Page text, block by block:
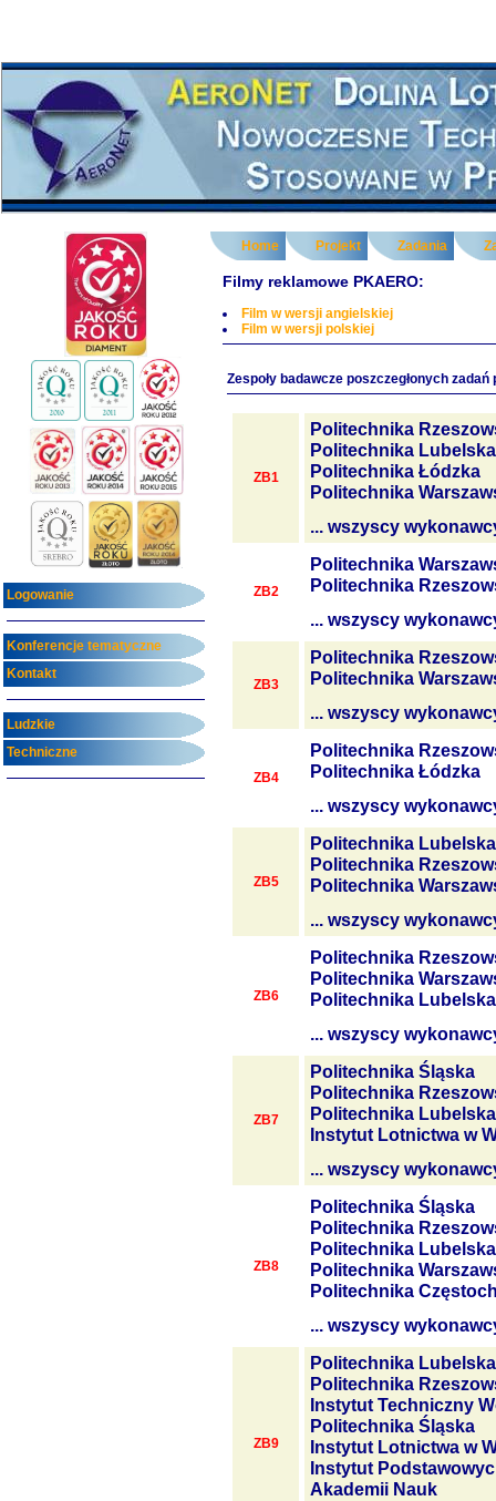
Logowanie
Konferencje tematyczne
Kontakt
Ludzkie
Techniczne
Home Projekt Zadania
Filmy reklamowe PKAERO:
Film w wersji angielskiej
Film w wersji polskiej
Zespoły badawcze poszczegłonych zadań
ZB1
Politechnika
Politechnika Lubelska
Politechnika Łódzka
Politechnika
... wszyscy
ZB2
Politechnika
Politechnika
... wszyscy
ZB3
Politechnika
Politechnika
... wszyscy
ZB4
Politechnika
Politechnika Łódzka
... wszyscy
ZB5
Politechnika Lubelska
Politechnika
Politechnika
... wszyscy
ZB6
Politechnika
Politechnika
Politechnika Lubelska
... wszyscy
ZB7
Politechnika Śląska
Politechnika
Politechnika Lubelska
Instytut Lotnictwa w
... wszyscy
ZB8
Politechnika Śląska
Politechnika
Politechnika Lubelska
Politechnika
Politechnika
... wszyscy
ZB9
Politechnika Lubelska
Politechnika
Instytut Techniczny
Politechnika Śląska
Instytut Lotnictwa w
Instytut
Akademii Nauk